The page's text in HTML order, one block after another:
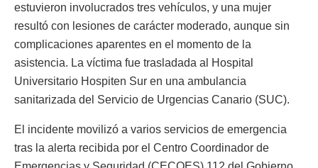
estuvieron involucrados tres vehículos, y una mujer
resultó con lesiones de carácter moderado, aunque sin
complicaciones aparentes en el momento de la
asistencia. La víctima fue trasladada al Hospital
Universitario Hospiten Sur en una ambulancia
sanitarizada del Servicio de Urgencias Canario (SUC).
El incidente movilizó a varios servicios de emergencia
tras la alerta recibida por el Centro Coordinador de